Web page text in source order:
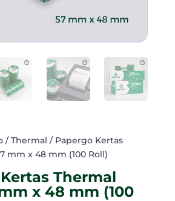
/Thermal / Papergo Kertas
mm x 48 mm (100 Roll)
Thermal
x 48 mm (100